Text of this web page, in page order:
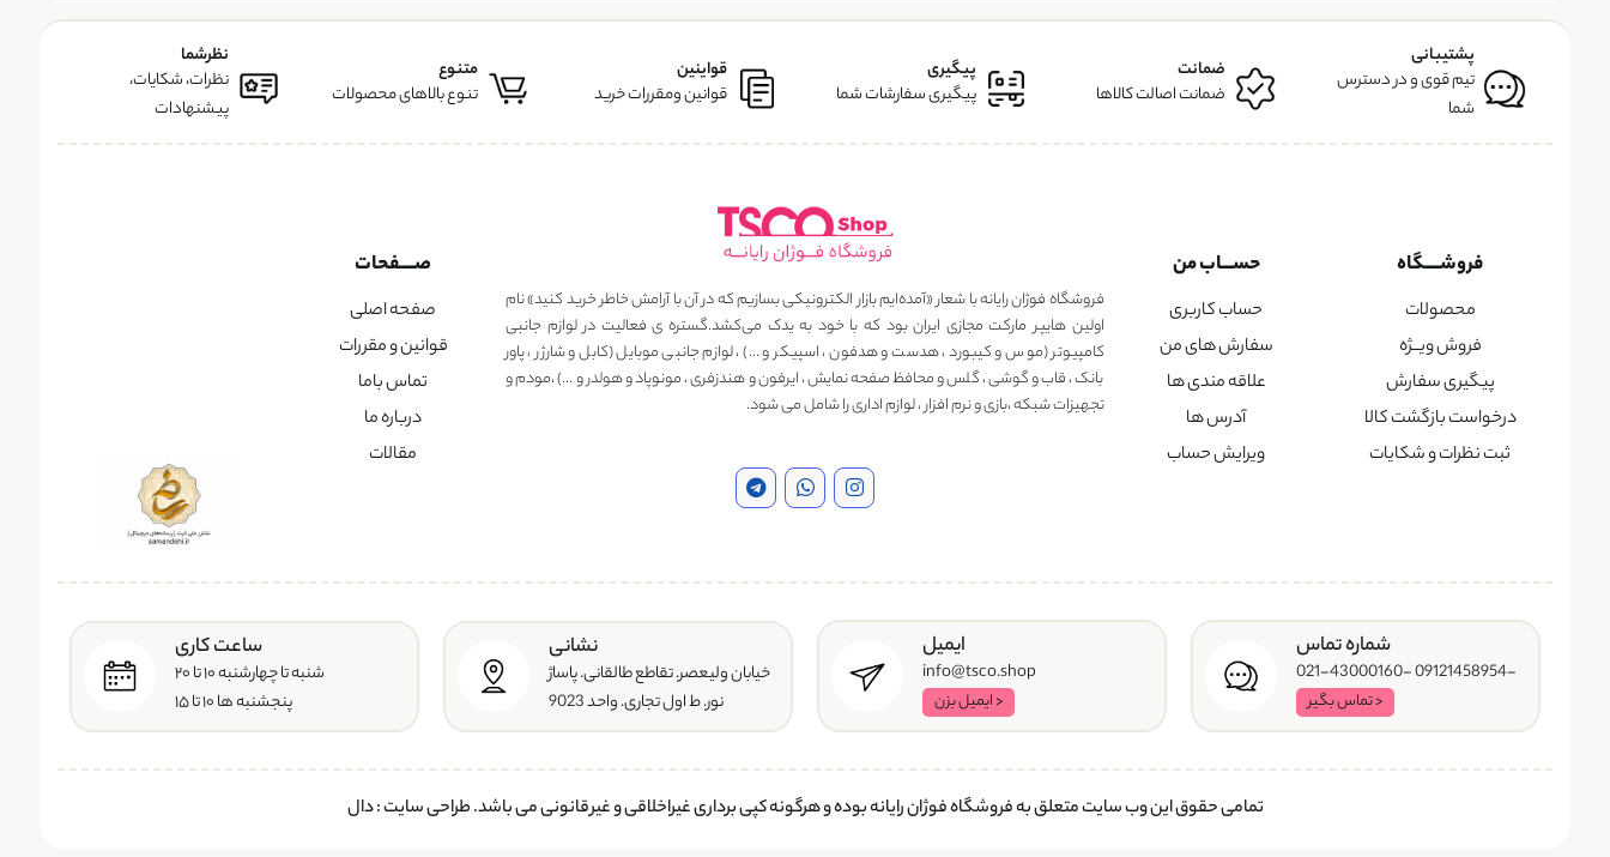
پشتیبانی
تیم قوی و در دسترس
شما
ضمانت
ضمانت اصالت کالاها
پیگیری
پیگیری سفارشات شما
قواینین
قوانین ومقررات خرید
متنوع
تنوع بالاهای محصولات
نظرشما
نظرات، شکایات،
پیشنهادات
فروشــــگاه
محصولات
فروش ویــژه
پیگیری سفارش
درخواست بازگشت کالا
ثبت نظرات و شکایات
حســـاب من
حساب کاربری
سفارش های من
علاقه مندی ها
آدرس ها
ویرایش حساب
فروشگاه فوژان رایانه با شعار «آمده‌ایم بازار الکترونیکی بسازیم که در آن با آرامش خاطر خرید کنید» نام
اولین هایپر مارکت مجازی ایران بود که با خود به یدک می‌کشد.گستره ی فعالیت در لوازم جانبی
کامپیوتر (موس و کیبورد ، هدست و هدفون ، اسپیکر و …) ، لوازم جانبی موبایل (کابل و شارژر ، پاور
بانک ، قاب و گوشی ، گلس و محافظ صفحه نمایش ، ایرفون و هندزفری ، مونوپاد و هولدر و …) ،مودم و
تجهیزات شبکه ،بازی و نرم افزار ، لوازم اداری را شامل می شود.
صــــفحات
صفحه اصلی
قوانین و مقررات
تماس باما
درباره ما
مقالات
شماره تماس
-09121458954 -021-43000160
< تماس بگیر
ایمیل
info@tsco.shop
< ایمیل بزن
نشانی
خیابان ولیعصر. تقاطع طالقانی. پاساژ
نور. ط اول تجاری. واحد 9023
ساعت کاری
شنبه تا چهارشنبه ۱۰ تا ۲۰
پنجشنبه ها ۱۰ تا ۱۵
تمامی حقوق این وب سایت متعلق به فروشگاه فوژان رایانه بوده و هرگونه کپی برداری غیراخلاقی و غیرقانونی می باشد.طراحی سایت:دال